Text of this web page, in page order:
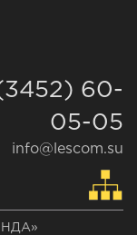
60-
05-05
info@lescom.su